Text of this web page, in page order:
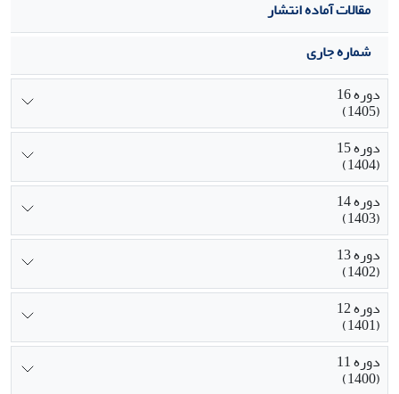
مقالات آماده انتشار
شماره جاری
دوره 16
(1405)
دوره 15
(1404)
دوره 14
(1403)
دوره 13
(1402)
دوره 12
(1401)
دوره 11
(1400)